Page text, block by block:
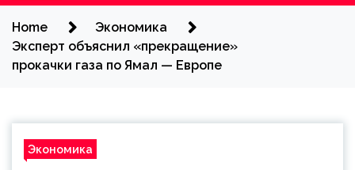
Home
Экономика
Эксперт объяснил «прекращение»
прокачки газа по Ямал — Европе
Экономика